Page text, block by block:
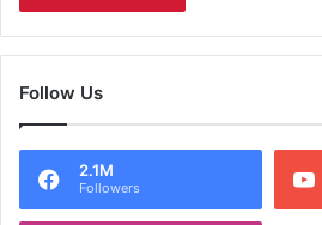
Follow Us
2.1M
Followers